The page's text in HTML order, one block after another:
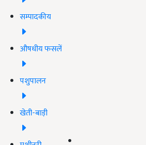
सम्पादकीय
औषधीय फसलें
पशुपालन
खेती-बाड़ी